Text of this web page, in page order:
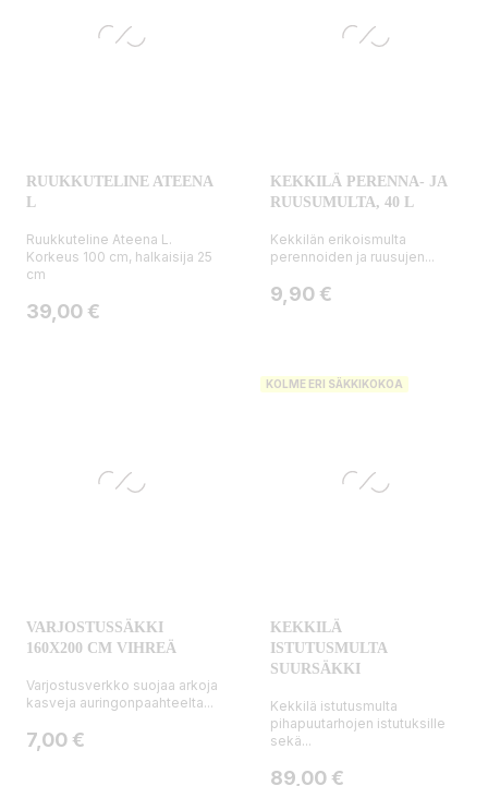
RUUKKUTELINE ATEENA
L
Ruukkuteline Ateena L.
Korkeus 100 cm, halkaisija 25
cm
Hinta
39,00 €
KEKKILÄ PERENNA- JA
RUUSUMULTA, 40 L
Kekkilän erikoismulta
perennoiden ja ruusujen...
Hinta
9,90 €
VARJOSTUSSÄKKI
160X200 CM VIHREÄ
Varjostusverkko suojaa arkoja
kasveja auringonpaahteelta...
Hinta
7,00 €
KOLME ERI SÄKKIKOKOA
KEKKILÄ
ISTUTUSMULTA
SUURSÄKKI
Kekkilä istutusmulta
pihapuutarhojen istutuksille
sekä...
Hinta
89,00 €